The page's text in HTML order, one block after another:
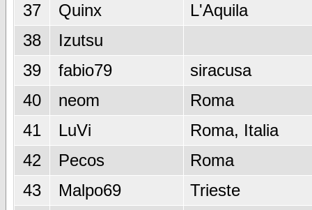
37
Quinx
L'Aquila
38
Izutsu
39
fabio79
siracusa
40
neom
Roma
41
LuVi
Roma, Italia
42
Pecos
Roma
43
Malpo69
Trieste